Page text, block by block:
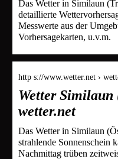
Das Wetter in Similaun
detaillierte
Messwerte aus der
Vorhersagekarten, u.v.m.
http s://www.wetter.net ›
Wetter Similaun
wetter.net
Das Wetter in Similaun
strahlende Sonnenschein
Nachmittag trüben